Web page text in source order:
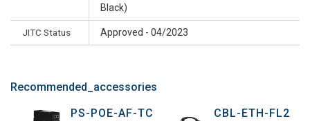
Black)
JITC Status Approved - 04/2023
Recommended_accessories
PS-POE-AF-TC
CBL-ETH-FL2